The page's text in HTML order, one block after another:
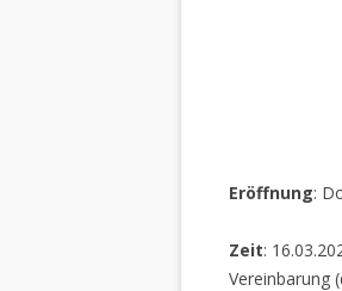
Eröffnung:
Zeit:
Vereinbarung